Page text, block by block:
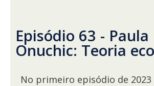
Episódio 63 - Paula
Onuchic: Teoria
No primeiro episódio de